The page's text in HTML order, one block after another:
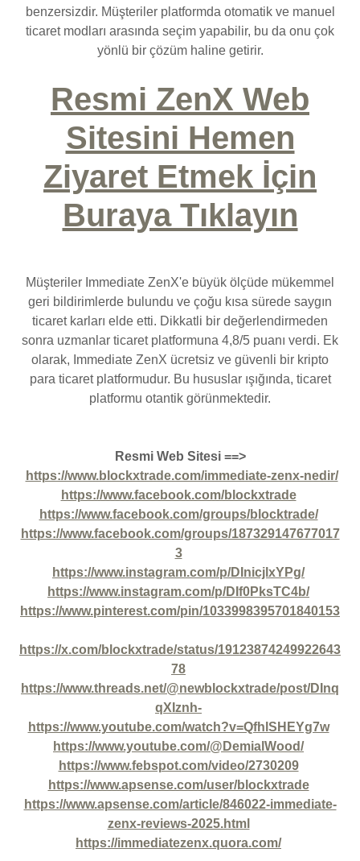
benzersizdir. Müşteriler platformda otomatik ve manuel
ticaret modları arasında seçim yapabilir, bu da onu çok
yönlü bir çözüm haline getirir.
Resmi ZenX Web
Sitesini Hemen
Ziyaret Etmek İçin
Buraya Tıklayın
Müşteriler Immediate ZenX'e büyük ölçüde mükemmel
geri bildirimlerde bulundu ve çoğu kısa sürede saygın
ticaret karları elde etti. Dikkatli bir değerlendirmeden
sonra uzmanlar ticaret platformuna 4,8/5 puanı verdi. Ek
olarak, Immediate ZenX ücretsiz ve güvenli bir kripto
para ticaret platformudur. Bu hususlar ışığında, ticaret
platformu otantik görünmektedir.
Resmi Web Sitesi ==>
https://www.blockxtrade.com/immediate-zenx-nedir/
https://www.facebook.com/blockxtrade
https://www.facebook.com/groups/blocktrade/
https://www.facebook.com/groups/187329147677017
3
https://www.instagram.com/p/DInicjlxYPg/
https://www.instagram.com/p/DIf0PksTC4b/
https://www.pinterest.com/pin/1033998395701840153
https://x.com/blockxtrade/status/19123874249922643
78
https://www.threads.net/@newblockxtrade/post/DInq
qXIznh-
https://www.youtube.com/watch?v=QfhlSHEYg7w
https://www.youtube.com/@DemialWood/
https://www.febspot.com/video/2730209
https://www.apsense.com/user/blockxtrade
https://www.apsense.com/article/846022-immediate-
zenx-reviews-2025.html
https://immediatezenx.quora.com/